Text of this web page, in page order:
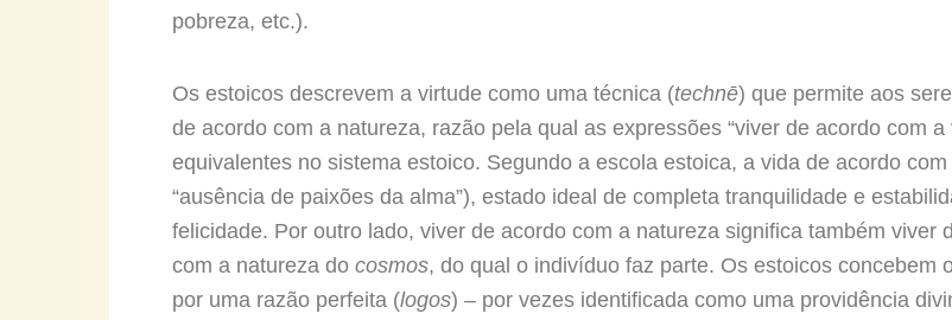
pobreza, etc.).
Os estoicos descrevem a virtude como uma técnica (technē) que permite aos
de acordo com a natureza, razão pela qual as expressões “viver de acordo com
equivalentes no sistema estoico. Segundo a escola estoica, a vida de acordo
“ausência de paixões da alma”), estado ideal de completa tranquilidade e
felicidade. Por outro lado, viver de acordo com a natureza significa também viver
com a natureza do cosmos, do qual o indivíduo faz parte. Os estoicos concebem
por uma razão perfeita (logos) – por vezes identificada como uma providência